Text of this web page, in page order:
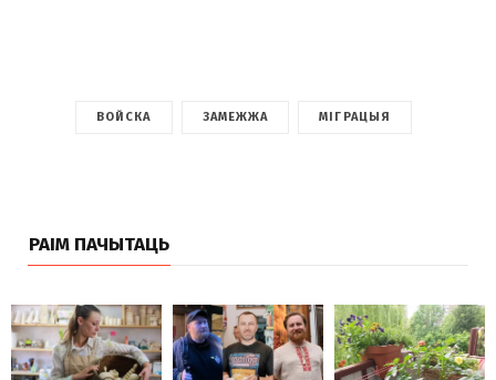
ВОЙСКА ЗАМЕЖЖА МІГРАЦЫЯ
РАІМ ПАЧЫТАЦЬ